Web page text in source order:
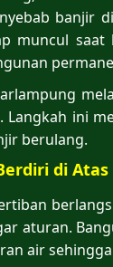
banjir
muncul saat
Langkah ini
berulang.
di
aturan.
air